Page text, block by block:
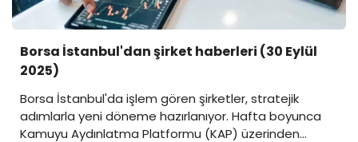
Borsa İstanbul'dan şirket haberleri (30 Eylül
2025)
Borsa İstanbul'da işlem gören şirketler, stratejik
adımlarla yeni döneme hazırlanıyor. Hafta boyunca
Kamuyu Aydınlatma Platformu (KAP) üzerinden